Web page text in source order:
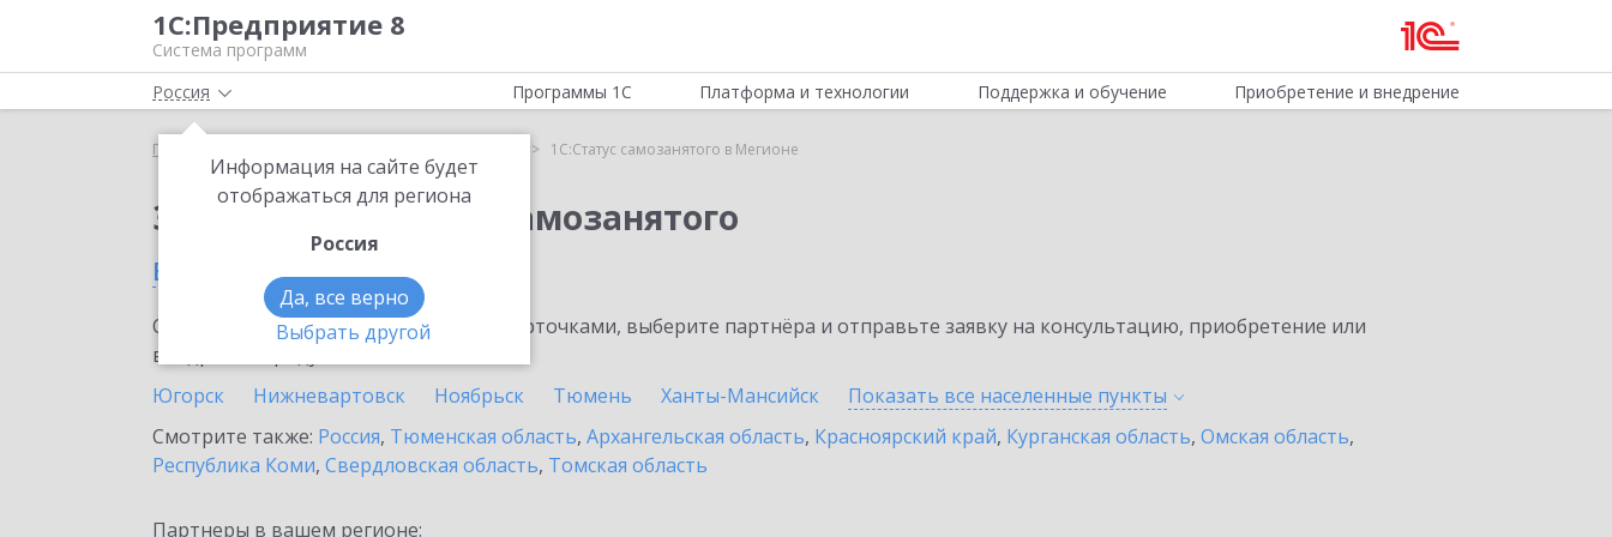
1С:Предприятие 8
Система программ
Россия
Информация на сайте будет
отображаться для региона
Россия
Да, все верно
Выбрать другой
Программы 1С Платформа и технологии Поддержка и обучение Приобретение и внедрение
Главная 1С:Статус самозанятого в Мегионе
Заказать 1С:Статус самозанятого
в Мегионе
Ознакомьтесь с информационными карточками, выберите партнёра и отправьте заявку на консультацию, приобретение или
внедрение продукта.
Югорск
Нижневартовск Ноябрьск Тюмень Ханты-Мансийск Показать все населенные пункты
Смотрите также: Россия, Тюменская область, Архангельская область, Красноярский край, Курганская область, Омская область,
Республика Коми, Свердловская область, Томская область
Партнеры в вашем регионе: